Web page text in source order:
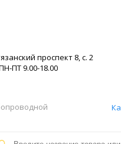
проспект 8, с. 2
ПТ 9.00-18.00